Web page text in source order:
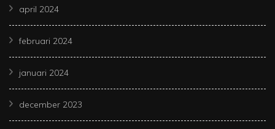
april 2024
februari 2024
januari 2024
december 2023